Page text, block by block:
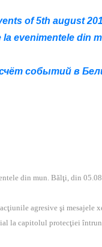
of 5th august
evenimentele din
событий в
din mun. Bălţi, din
agresive şi mesajele
la capitolul protecţiei